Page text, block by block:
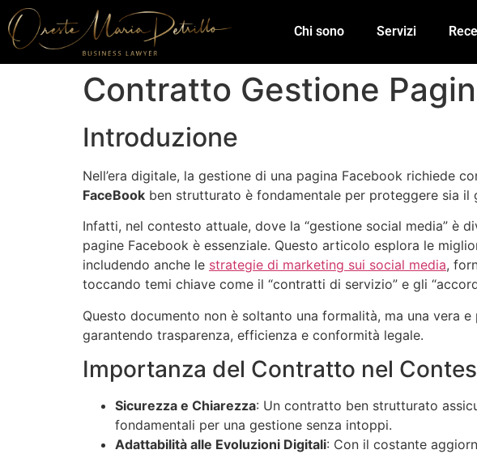
Chi sono Servizi
Contratto Gestione
Introduzione
Nell’era digitale, la gestione di una pagina Facebook richiede
FaceBook ben strutturato è fondamentale per proteggere sia il
Infatti, nel contesto attuale, dove la “gestione social media” è
pagine Facebook è essenziale. Questo articolo esplora le
includendo anche le strategie di marketing sui social media,
toccando temi chiave come il “contratti di servizio” e gli
Questo documento non è soltanto una formalità, ma una vera
garantendo trasparenza, efficienza e conformità legale.
Importanza del Contratto nel
Sicurezza e Chiarezza: Un contratto ben strutturato
fondamentali per una gestione senza intoppi.
Adattabilità alle Evoluzioni Digitali: Con il costante